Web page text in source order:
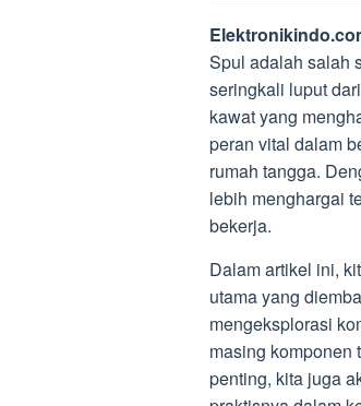
Spul adalah salah
seringkali luput
kawat yang
peran vital dalam
rumah tangga.
lebih menghargai
bekerja.
Dalam artikel ini,
utama yang
mengeksplorasi
masing komponen
penting, kita juga